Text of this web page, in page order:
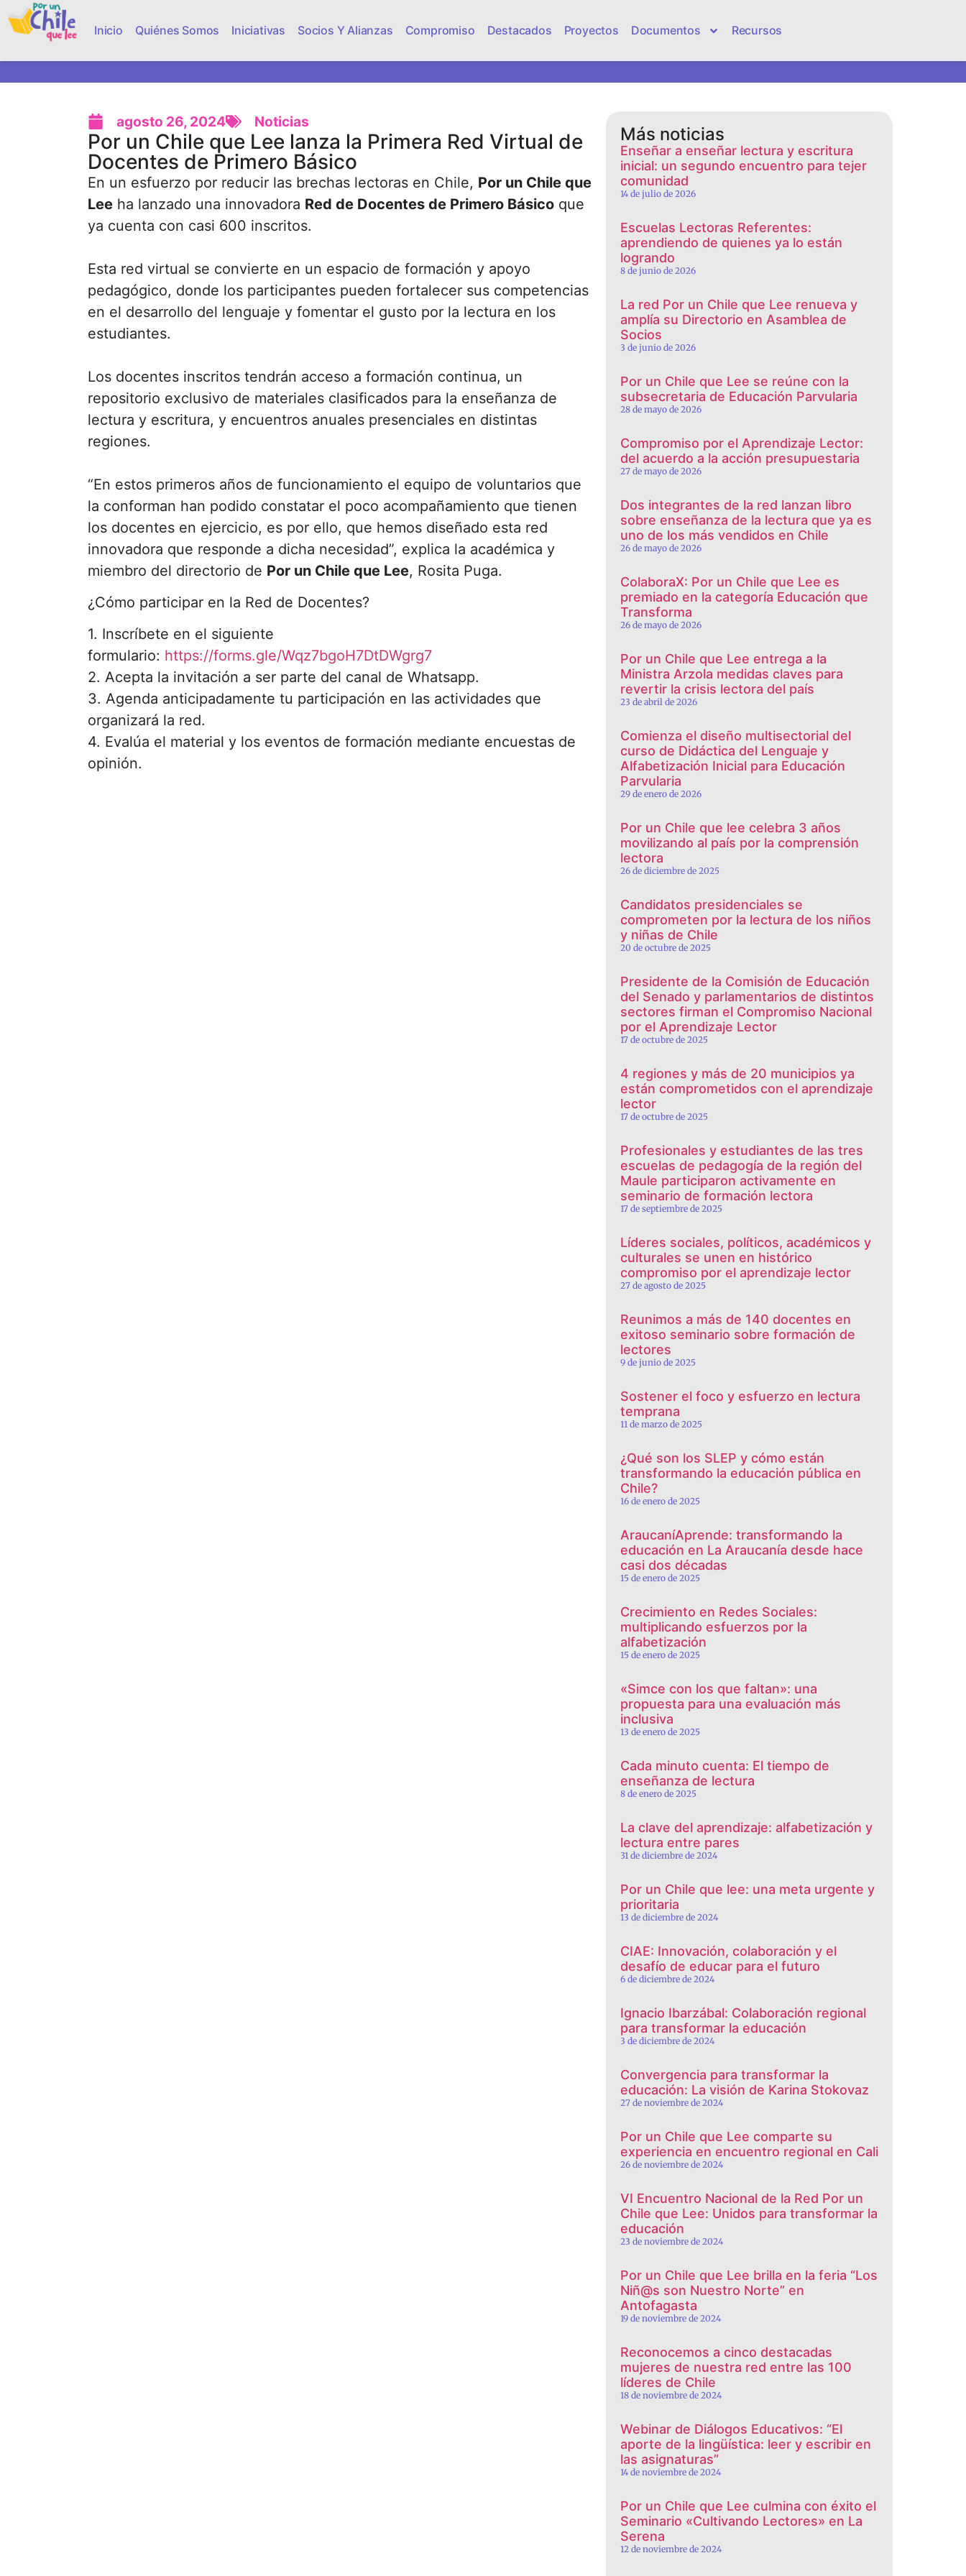
Inicio Quiénes Somos Iniciativas Socios Y Alianzas Compromiso Destacados Proyectos Documentos Recursos
agosto 26, 2024 Noticias
Por un Chile que Lee lanza la Primera Red Virtual de
Docentes de Primero Básico
En un esfuerzo por reducir las brechas lectoras en Chile, Por un Chile que
Lee ha lanzado una innovadora Red de Docentes de Primero Básico que
ya cuenta con casi 600 inscritos.
Esta red virtual se convierte en un espacio de formación y apoyo
pedagógico, donde los participantes pueden fortalecer sus competencias
en el desarrollo del lenguaje y fomentar el gusto por la lectura en los
estudiantes.
Los docentes inscritos tendrán acceso a formación continua, un
repositorio exclusivo de materiales clasificados para la enseñanza de
lectura y escritura, y encuentros anuales presenciales en distintas
regiones.
“En estos primeros años de funcionamiento el equipo de voluntarios que
la conforman han podido constatar el poco acompañamiento que tienen
los docentes en ejercicio, es por ello, que hemos diseñado esta red
innovadora que responde a dicha necesidad”, explica la académica y
miembro del directorio de Por un Chile que Lee, Rosita Puga.
¿Cómo participar en la Red de Docentes?
1. Inscríbete en el siguiente
formulario: https://forms.gle/Wqz7bgoH7DtDWgrg7
2. Acepta la invitación a ser parte del canal de Whatsapp.
3. Agenda anticipadamente tu participación en las actividades que
organizará la red.
4. Evalúa el material y los eventos de formación mediante encuestas de
opinión.
Más noticias
Enseñar a enseñar lectura y escritura
inicial: un segundo encuentro para tejer
comunidad
14 de julio de 2026
Escuelas Lectoras Referentes:
aprendiendo de quienes ya lo están
logrando
8 de junio de 2026
La red Por un Chile que Lee renueva y
amplía su Directorio en Asamblea de
Socios
3 de junio de 2026
Por un Chile que Lee se reúne con la
subsecretaria de Educación Parvularia
28 de mayo de 2026
Compromiso por el Aprendizaje Lector:
del acuerdo a la acción presupuestaria
27 de mayo de 2026
Dos integrantes de la red lanzan libro
sobre enseñanza de la lectura que ya es
uno de los más vendidos en Chile
26 de mayo de 2026
ColaboraX: Por un Chile que Lee es
premiado en la categoría Educación que
Transforma
26 de mayo de 2026
Por un Chile que Lee entrega a la
Ministra Arzola medidas claves para
revertir la crisis lectora del país
23 de abril de 2026
Comienza el diseño multisectorial del
curso de Didáctica del Lenguaje y
Alfabetización Inicial para Educación
Parvularia
29 de enero de 2026
Por un Chile que lee celebra 3 años
movilizando al país por la comprensión
lectora
26 de diciembre de 2025
Candidatos presidenciales se
comprometen por la lectura de los niños
y niñas de Chile
20 de octubre de 2025
Presidente de la Comisión de Educación
del Senado y parlamentarios de distintos
sectores firman el Compromiso Nacional
por el Aprendizaje Lector
17 de octubre de 2025
4 regiones y más de 20 municipios ya
están comprometidos con el aprendizaje
lector
17 de octubre de 2025
Profesionales y estudiantes de las tres
escuelas de pedagogía de la región del
Maule participaron activamente en
seminario de formación lectora
17 de septiembre de 2025
Líderes sociales, políticos, académicos y
culturales se unen en histórico
compromiso por el aprendizaje lector
27 de agosto de 2025
Reunimos a más de 140 docentes en
exitoso seminario sobre formación de
lectores
9 de junio de 2025
Sostener el foco y esfuerzo en lectura
temprana
11 de marzo de 2025
¿Qué son los SLEP y cómo están
transformando la educación pública en
Chile?
16 de enero de 2025
AraucaníAprende: transformando la
educación en La Araucanía desde hace
casi dos décadas
15 de enero de 2025
Crecimiento en Redes Sociales:
multiplicando esfuerzos por la
alfabetización
15 de enero de 2025
«Simce con los que faltan»: una
propuesta para una evaluación más
inclusiva
13 de enero de 2025
Cada minuto cuenta: El tiempo de
enseñanza de lectura
8 de enero de 2025
La clave del aprendizaje: alfabetización y
lectura entre pares
31 de diciembre de 2024
Por un Chile que lee: una meta urgente y
prioritaria
13 de diciembre de 2024
CIAE: Innovación, colaboración y el
desafío de educar para el futuro
6 de diciembre de 2024
Ignacio Ibarzábal: Colaboración regional
para transformar la educación
3 de diciembre de 2024
Convergencia para transformar la
educación: La visión de Karina Stokovaz
27 de noviembre de 2024
Por un Chile que Lee comparte su
experiencia en encuentro regional en Cali
26 de noviembre de 2024
VI Encuentro Nacional de la Red Por un
Chile que Lee: Unidos para transformar la
educación
23 de noviembre de 2024
Por un Chile que Lee brilla en la feria “Los
Niñ@s son Nuestro Norte” en
Antofagasta
19 de noviembre de 2024
Reconocemos a cinco destacadas
mujeres de nuestra red entre las 100
líderes de Chile
18 de noviembre de 2024
Webinar de Diálogos Educativos: “El
aporte de la lingüística: leer y escribir en
las asignaturas”
14 de noviembre de 2024
Por un Chile que Lee culmina con éxito el
Seminario «Cultivando Lectores» en La
Serena
12 de noviembre de 2024